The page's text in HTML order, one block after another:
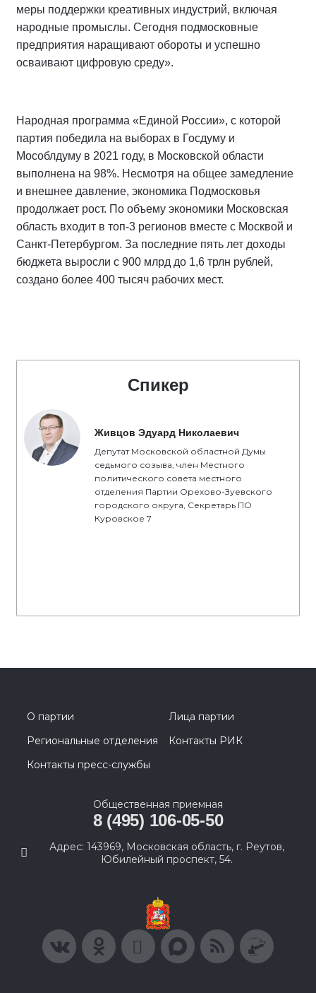
меры поддержки креативных индустрий, включая
народные промыслы. Сегодня подмосковные
предприятия наращивают обороты и успешно
осваивают цифровую среду».
Народная программа «Единой России», с которой
партия победила на выборах в Госдуму и
Мособлдуму в 2021 году, в Московской области
выполнена на 98%. Несмотря на общее замедление
и внешнее давление, экономика Подмосковья
продолжает рост. По объему экономики Московская
область входит в топ-3 регионов вместе с Москвой и
Санкт-Петербургом. За последние пять лет доходы
бюджета выросли с 900 млрд до 1,6 трлн рублей,
создано более 400 тысяч рабочих мест.
Спикер
Живцов Эдуард Николаевич
Депутат Московской областной Думы
седьмого созыва, член Местного
политического совета местного
отделения Партии Орехово-Зуевского
городского округа, Секретарь ПО
Куровское 7
О партии
Лица партии
Региональные отделения
Контакты РИК
Контакты пресс-службы
Общественная приемная
8 (495) 106-05-50
Адрес: 143969, Московская область, г. Реутов,
Юбилейный проспект, 54.